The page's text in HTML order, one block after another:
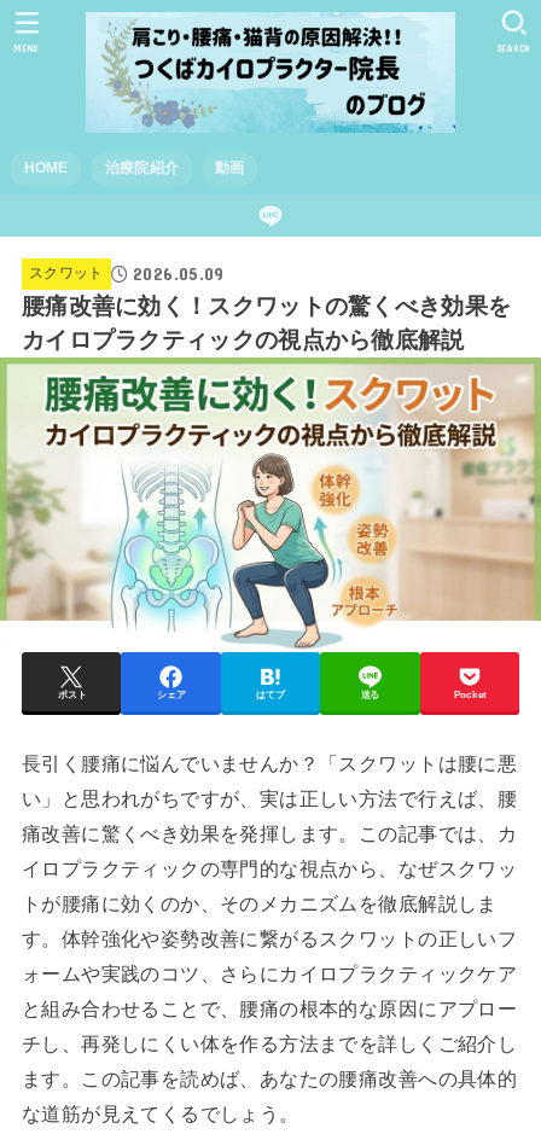
HOME 治療院紹介 動画
SEARCH
MENU
スクワット 2026.05.09
腰痛改善に効く！スクワットの驚くべき効果を
カイロプラクティックの視点から徹底解説
ポスト シェア はてブ 送る Pocket
長引く腰痛に悩んでいませんか？「スクワットは腰に悪
い」と思われがちですが、実は正しい方法で行えば、腰
痛改善に驚くべき効果を発揮します。この記事では、カ
イロプラクティックの専門的な視点から、なぜスクワッ
トが腰痛に効くのか、そのメカニズムを徹底解説しま
す。体幹強化や姿勢改善に繋がるスクワットの正しいフ
ォームや実践のコツ、さらにカイロプラクティックケア
と組み合わせることで、腰痛の根本的な原因にアプロー
チし、再発しにくい体を作る方法までを詳しくご紹介し
ます。この記事を読めば、あなたの腰痛改善への具体的
な道筋が見えてくるでしょう。